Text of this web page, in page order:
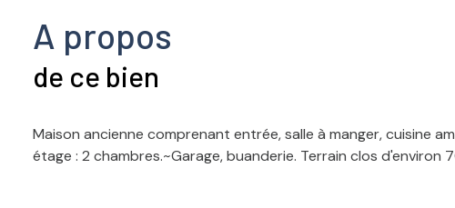
A propos
de ce bien
Maison ancienne comprenant entrée, salle à manger, cuisine
étage : 2 chambres.~Garage, buanderie. Terrain clos d'environ